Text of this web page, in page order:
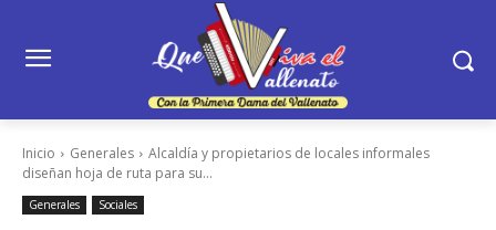
Inicio Generales
Alcaldía y propietarios de locales informales
diseñan hoja de ruta para su...
Generales Sociales